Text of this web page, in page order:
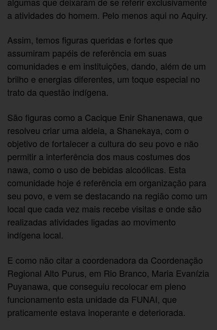
a atividades do homem. Pelo menos aqui no Aquiry.
Assim, temos figuras queridas e fortes que
assumiram papéis de referência em suas
comunidades e em instituições, dando, além de um
brilho e energias diferentes, um toque especial no
trato da questão indígena.
São figuras como a Cacique Enir Shanenawa, que
resolveu criar uma aldeia, a Shanekaya, com o
objetivo de fortalecer a cultura do seu povo e não
permitir a interferência dos maus costumes dos
nawa, como o uso de bebidas alcoólicas. Esta
comunidade hoje é referência em organização para
seu povo, e vem se destacando na região como um
local que cada vez mais recebe visitas e onde são
realizadas atividades ligadas ao movimento
indígena local.
E como não citar a coordenadora da Coordenação
Regional Alto Purus, em Rio Branco, Maria Evanízia
Puyanawa, que conseguiu recolocar em pleno
funcionamento esta unidade da FUNAI, que
praticamente estava inoperante e deteriorada.